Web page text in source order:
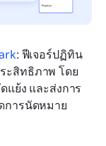
: ฟีเจอร์ปฏิทิน
ะสิทธิภาพ โดย
แย้ง และส่งการ
การนัดหมาย